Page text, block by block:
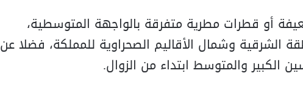
أو قطرات مطرية متفرقة بالواجهة المتوسطية،
الشرقية وشمال الأقاليم الصحراوية للمملكة، فضلا عن
الكبير والمتوسط ابتداء من الزوال.